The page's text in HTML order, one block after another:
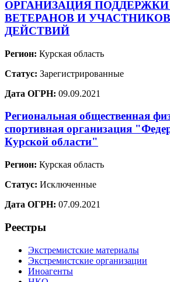
ОРГАНИЗАЦИЯ
ВЕТЕРАНОВ И
ДЕЙСТВИЙ
Регион: Курская область
Статус: Зарегистрированные
Дата ОГРН: 09.09.2021
Региональная общественная
спортивная организация
Курской области"
Регион: Курская область
Статус: Исключенные
Дата ОГРН: 07.09.2021
Реестры
Экстремистские материалы
Экстремистские организации
Иноагенты